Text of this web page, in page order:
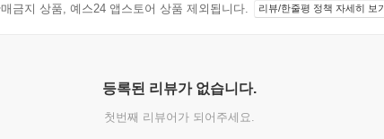
금지 상품, 예스24 앱스토어 상품 제외됩니다.
리뷰/한줄평 정책 자세히 보기
등록된 리뷰가 없습니다.
첫번째 리뷰어가 되어주세요.